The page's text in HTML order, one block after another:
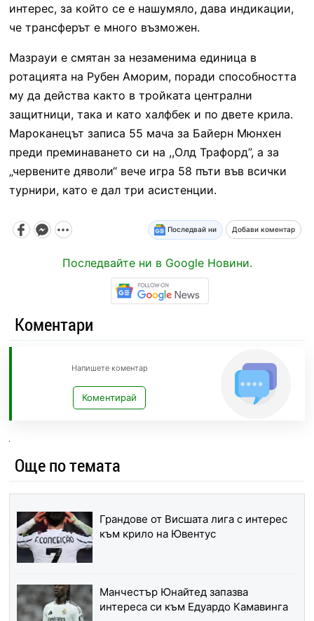
интерес, за който се е нашумяло, дава индикации,
че трансферът е много възможен.
Мазрауи е смятан за незаменима единица в
ротацията на Рубен Аморим, поради способността
му да действа както в тройката централни
защитници, така и като халфбек и по двете крила.
Мароканецът записа 55 мача за Байерн Мюнхен
преди преминаването си на ,,Олд Трафорд”, а за
„червените дяволи“ вече игра 58 пъти във всички
турнири, като е дал три асистенции.
Последвай ни Добави коментар
Последвайте ни в Google Новини.
Коментари
Напишете коментар
Коментирай
Още по темата
Грандове от Висшата лига с интерес
към крило на Ювентус
Манчестър Юнайтед запазва
интереса си към Едуардо Камавинга